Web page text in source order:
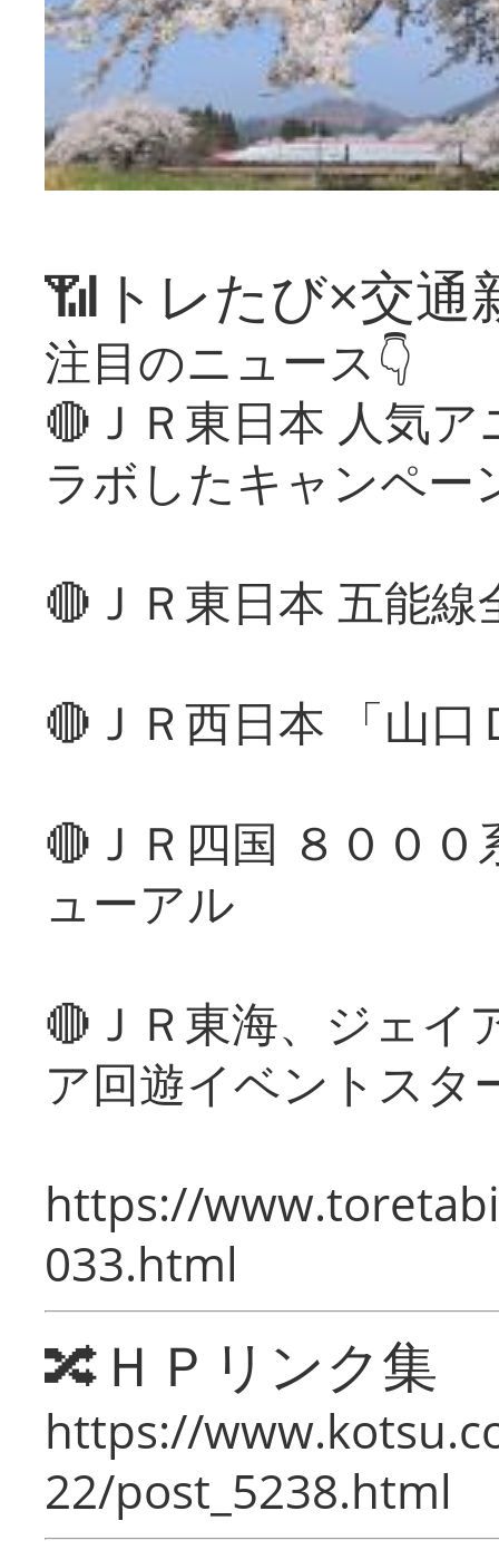
📶トレたび×交通
注目のニュース👇
🔴ＪＲ東日本 人気
ラボしたキャンペー
🔴ＪＲ東日本 五能
🔴ＪＲ西日本 「山
🔴ＪＲ四国 ８００
ューアル
🔴ＪＲ東海、ジェイ
ア回遊イベントスタ
https://
033.html
🔀ＨＰリンク集
https://
22/post_5238.html